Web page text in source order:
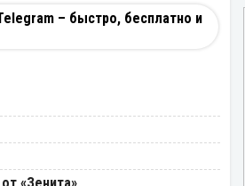
– быстро, бесплатно и